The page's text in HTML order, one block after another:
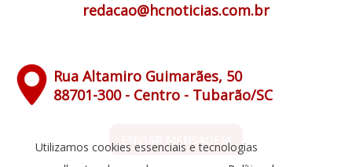
redacao@hcnoticias.com.br
Rua Altamiro Guimarães, 50
88701-300 - Centro - Tubarão/SC
ENVIAR MENSAGEM
Utilizamos cookies essenciais e tecnologias